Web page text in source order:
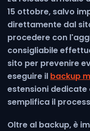
15 ottobre, salvo
direttamente dal
procedere con
consigliabile
sito per prevenire
eseguire il backup
estensioni dedicate
semplifica il
Oltre al backup, è